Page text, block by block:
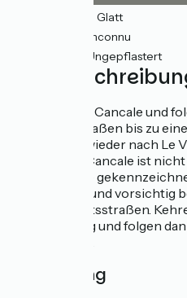
(60%) Glatt
(26%) Inconnu
(14%) Ungepflastert
Sie verlassen Cancale und
Gemeindestraßen bis zu
Boulais), die wieder nach
Rundweg in Cancale ist
Vélomaritime
aufmerksam und vorsichtig
Departementsstraßen.
Weggabelung und folgen
Verbindung